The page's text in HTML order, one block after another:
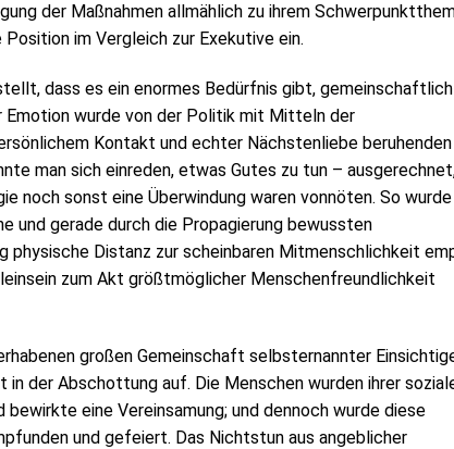
der Maßnahmen allmählich zu ihrem
im Vergleich zur Exekutive ein.
dass es ein enormes Bedürfnis gibt,
Emotion wurde von der Politik mit Mitteln der
Kontakt und echter Nächstenliebe beruhenden
man sich einreden, etwas Gutes zu tun –
noch sonst eine Überwindung waren vonnöten. So
und gerade durch die Propagierung bewussten
Distanz zur scheinbaren Mitmenschlichkeit
zum Akt größtmöglicher Menschenfreundlichkeit
großen Gemeinschaft selbsternannter
der Abschottung auf. Die Menschen wurden ihrer
eine Vereinsamung; und dennoch wurde diese
und gefeiert. Das Nichtstun aus angeblicher